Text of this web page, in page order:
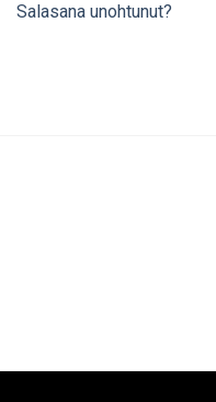
Salasana unohtunut?